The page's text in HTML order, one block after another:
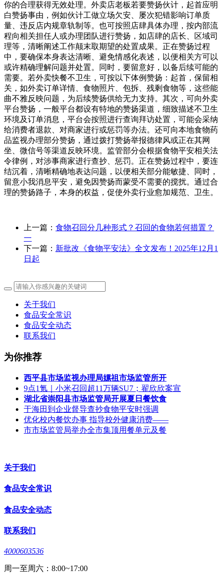
你的合理获得无效处理。外卖店老板若要赞扬伙计，起首应明
白赞扬事由，例如伙计工做立场欠安、屡次犯错影响订单质
量、违反店内规章轨制等。也可按照店肆具体办理，按内部流
程向相关担任人或办理团队进行赞扬，如店肆的店长、区域司
理等，清晰阐述工作颠末取期望的处置成果。正在赞扬过程
中，要确保本身表达清晰、避免情感化表述，以便相关方可以
或许精确理解问题并处置。同时，要留意好，以备后续可能的
需要。若外卖快餐不卫生，可按以下体例赞扬：起首，保留相
关，如外卖订单详情、食物照片、包拆、残剩食物等，这些能
曲不雅反映问题，为后续赞扬供给无力支持。其次，可向外卖
平台赞扬，一般平台都设有特地的赞扬渠道，细致描述不卫生
环境及订单消息，平台会按照进行查询拜访处置，可能会采纳
给消费者退款、对商家进行或惩罚等办法。还可向本地食物药
品监视办理部分赞扬，通过拨打赞扬举报德律风或正在其网
坐、微信号等渠道反映环境。监管部分会根据食物平安相关法
令律例，对涉事商家进行查抄、惩罚。正在赞扬过程中，要连
结沉着，清晰精确地表达问题，以便相关部分能敏捷、同时，
留意小我消息平安，避免因赞扬而蒙受不需要的搅扰。通过合
理的赞扬路子，本身的权益，促使外卖行业愈加规范、卫生。
上一篇： 食物召回分几种形式？召回的食物若何措置？
一
下一篇： 新批改《食物平安法》全文发布！2025年12月1
日起
关于我们
食品安全常识
食品安全动态
联系我们
为你推荐
西平县市场监视办理局嫘祖市场监管所开
9点1氪｜小米召回超11万辆SU7；翟欣欣案宣
湖北省崇阳县市场监管局开展夏日餐饮食
于海田到企业督导查抄食物平安时强调
优化校内餐饮办事 指导校外健康消费——
市市场监管局举办全市集顶用餐单元及餐
关于我们
食品安全常识
食品安全动态
联系我们
4000603536
周一至周六：8:00~17:00